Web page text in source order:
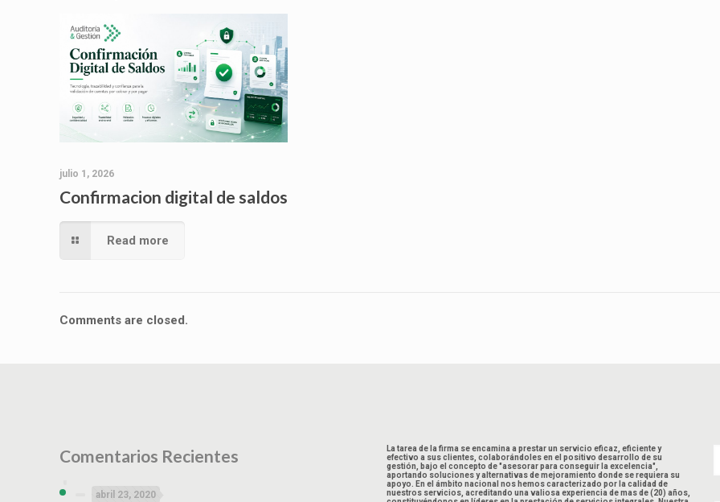
julio 1, 2026
Confirmacion digital de saldos
Read more
Comments are closed.
Comentarios Recientes
abril 23, 2020
La tarea de la firma se encamina a prestar un servicio eficaz, eficiente y
efectivo a sus clientes, colaborándoles en el positivo desarrollo de su
gestión, bajo el concepto de "asesorar para conseguir la excelencia",
aportando soluciones y alternativas de mejoramiento donde se requiera su
apoyo. En el ámbito nacional nos hemos caracterizado por la calidad de
nuestros servicios, acreditando una valiosa experiencia de mas de (20) años,